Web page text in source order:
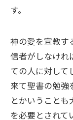
す。
神の愛を宣教す
信者がしなけれ
ての人に対して
来て聖書の勉強
とかいうこと
を必要とされて